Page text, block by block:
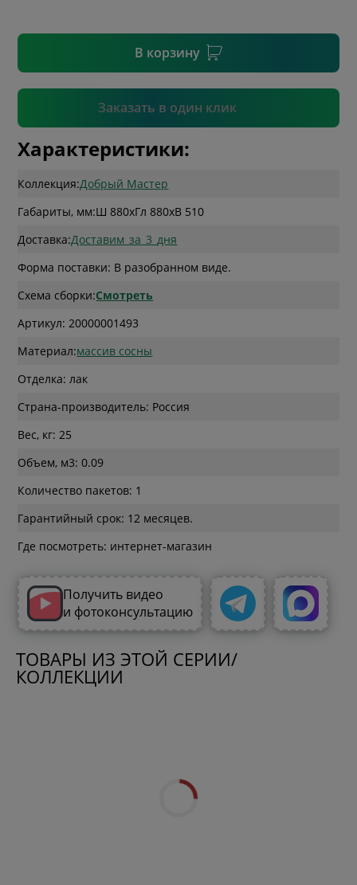
В корзину
Заказать в один клик
Подтвердить
Характеристики:
Коллекция:Добрый Мастер
Габариты, мм:Ш 880xГл 880xВ 510
Доставка:Доставим_за_3_дня
Форма поставки: В разобранном виде.
Схема сборки:Смотреть
Артикул: 20000001493
Материал:массив сосны
Отделка: лак
Страна-производитель: Россия
Вес, кг: 25
Объем, м3: 0.09
Количество пакетов: 1
Гарантийный срок: 12 месяцев.
Где посмотреть: интернет-магазин
Получить видео
и фотоконсультацию
ТОВАРЫ ИЗ ЭТОЙ СЕРИИ/
КОЛЛЕКЦИИ